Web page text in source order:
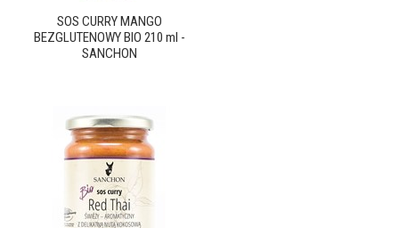
SOS CURRY MANGO
BEZGLUTENOWY BIO 210 ml -
SANCHON